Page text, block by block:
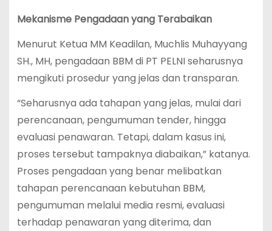
Mekanisme Pengadaan yang Terabaikan
Menurut Ketua MM Keadilan, Muchlis Muhayyang
SH., MH, pengadaan BBM di PT PELNI seharusnya
mengikuti prosedur yang jelas dan transparan.
“Seharusnya ada tahapan yang jelas, mulai dari
perencanaan, pengumuman tender, hingga
evaluasi penawaran. Tetapi, dalam kasus ini,
proses tersebut tampaknya diabaikan,” katanya.
Proses pengadaan yang benar melibatkan
tahapan perencanaan kebutuhan BBM,
pengumuman melalui media resmi, evaluasi
terhadap penawaran yang diterima, dan